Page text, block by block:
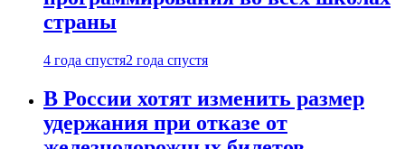
страны
4 года спустя2 года спустя
В России хотят изменить размер
удержания при отказе от